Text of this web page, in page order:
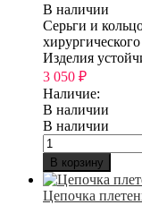
В наличии
Серьги и
Изделия
3 050 ₽
Наличие:
В наличии
В наличии
В корзину
Цепочка